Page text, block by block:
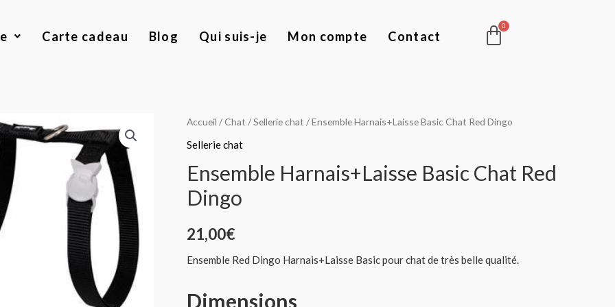
Carte cadeau Blog Qui suis-je Mon compte Contact Panier
Accueil /Chat /Sellerie chat / Ensemble Harnais+Laisse Basic Chat Red Dingo
Sellerie chat
Ensemble Harnais+Laisse Basic Chat Red
Dingo
21,00€
Ensemble Red Dingo Harnais+Laisse Basic pour chat de très belle qualité.
Dimensions
quantité
de
Harnais+Laisse
Basic
Red